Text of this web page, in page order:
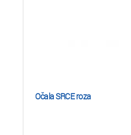
Očala SRCE roza